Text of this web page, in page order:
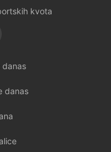
kvota
danas
danas